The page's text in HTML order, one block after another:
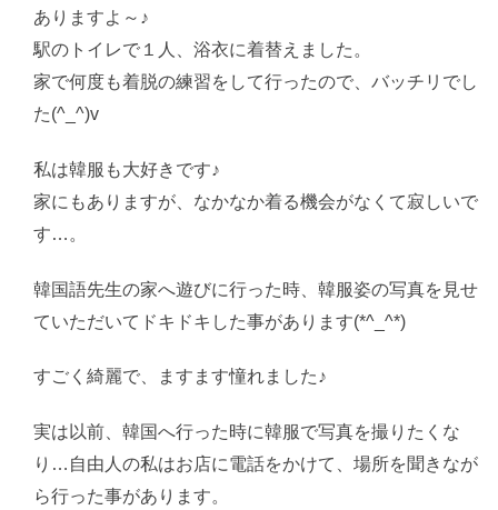
ありますよ～♪
駅のトイレで１人、浴衣に着替えました。
家で何度も着脱の練習をして行ったので、バッチリでし
た(^_^)v
私は韓服も大好きです♪
家にもありますが、なかなか着る機会がなくて寂しいで
す…。
韓国語先生の家へ遊びに行った時、韓服姿の写真を見せ
ていただいてドキドキした事があります(*^_^*)
すごく綺麗で、ますます憧れました♪
実は以前、韓国へ行った時に韓服で写真を撮りたくな
り…自由人の私はお店に電話をかけて、場所を聞きなが
ら行った事があります。